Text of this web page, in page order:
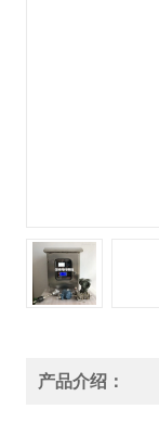
产品介绍：